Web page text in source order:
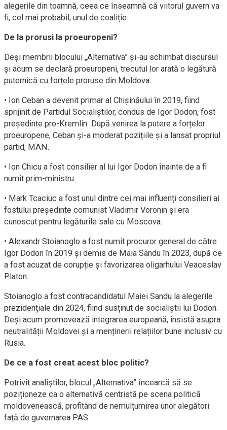
alegerile din toamnă, ceea ce înseamnă că viitorul guvern va
fi, cel mai probabil, unul de coaliție.
De la prorusi la proeuropeni?
Deși membrii blocului „Alternativa” și-au schimbat discursul
și acum se declară proeuropeni, trecutul lor arată o legătură
puternică cu forțele proruse din Moldova:
• Ion Ceban a devenit primar al Chișinăului în 2019, fiind
sprijinit de Partidul Socialiștilor, condus de Igor Dodon, fost
președinte pro-Kremlin. După venirea la putere a forțelor
proeuropene, Ceban și-a moderat pozițiile și a lansat propriul
partid, MAN.
• Ion Chicu a fost consilier al lui Igor Dodon înainte de a fi
numit prim-ministru.
• Mark Tcaciuc a fost unul dintre cei mai influenți consilieri ai
fostului președinte comunist Vladimir Voronin și era
cunoscut pentru legăturile sale cu Moscova.
• Alexandr Stoianoglo a fost numit procuror general de către
Igor Dodon în 2019 și demis de Maia Sandu în 2023, după ce
a fost acuzat de corupție și favorizarea oligarhului Veaceslav
Platon.
Stoianoglo a fost contracandidatul Maiei Sandu la alegerile
prezidențiale din 2024, fiind susținut de socialiștii lui Dodon.
Deși acum promovează integrarea europeană, insistă asupra
neutralității Moldovei și a menținerii relațiilor bune inclusiv cu
Rusia.
De ce a fost creat acest bloc politic?
Potrivit analiștilor, blocul „Alternativa” încearcă să se
poziționeze ca o alternativă centristă pe scena politică
moldovenească, profitând de nemulțumirea unor alegători
față de guvernarea PAS.